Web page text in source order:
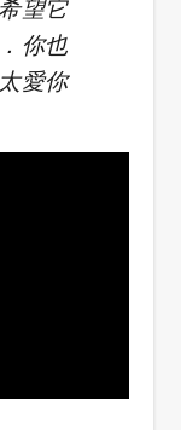
望它
你也
愛你